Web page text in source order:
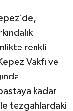
renkli
Vakfı ve
kadar
tezgahlardaki